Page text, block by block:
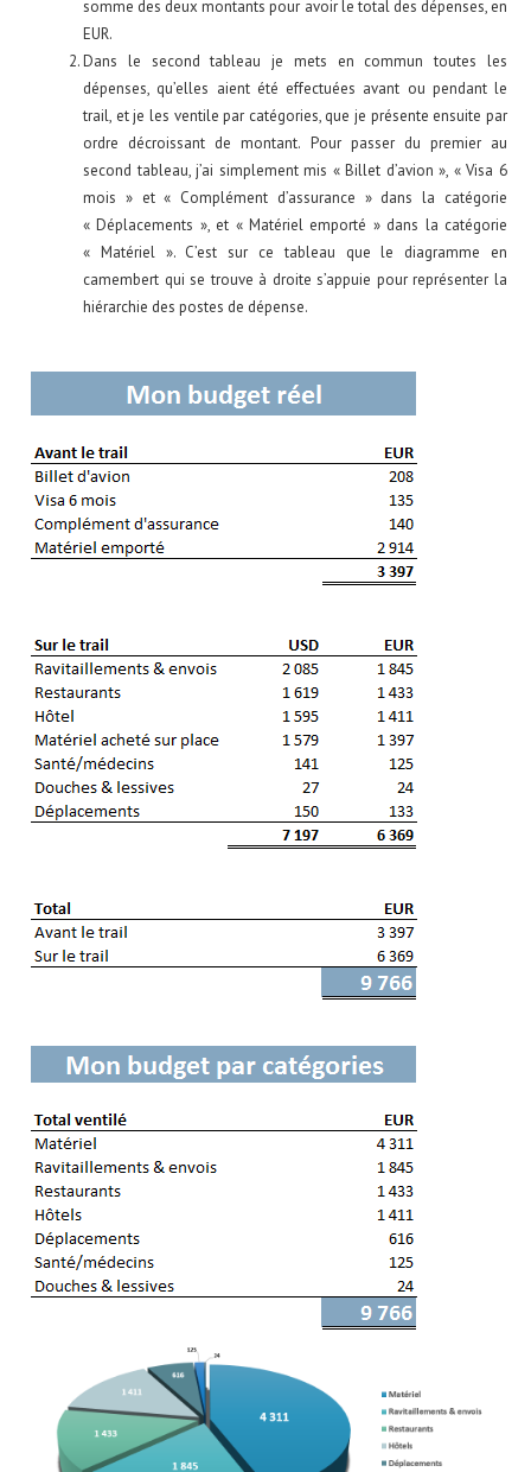
somme des deux montants pour avoir le total des dépenses, en
EUR.
Dans le second tableau je mets en commun toutes les
dépenses, qu’elles aient été effectuées avant ou pendant le
trail, et je les ventile par catégories, que je présente ensuite par
ordre décroissant de montant. Pour passer du premier au
second tableau, j’ai simplement mis « Billet d’avion », « Visa 6
mois » et « Complément d’assurance » dans la catégorie
« Déplacements », et « Matériel emporté » dans la catégorie
« Matériel ». C’est sur ce tableau que le diagramme en
camembert qui se trouve à droite s’appuie pour représenter la
hiérarchie des postes de dépense.